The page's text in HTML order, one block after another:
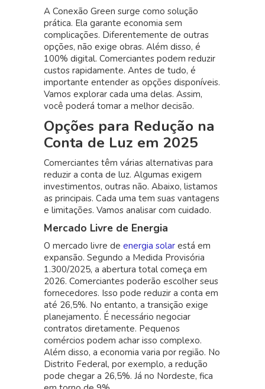
A Conexão Green surge como solução
prática. Ela garante economia sem
complicações. Diferentemente de outras
opções, não exige obras. Além disso, é
100% digital. Comerciantes podem reduzir
custos rapidamente. Antes de tudo, é
importante entender as opções disponíveis.
Vamos explorar cada uma delas. Assim,
você poderá tomar a melhor decisão.
Opções para Redução na
Conta de Luz em 2025
Comerciantes têm várias alternativas para
reduzir a conta de luz. Algumas exigem
investimentos, outras não. Abaixo, listamos
as principais. Cada uma tem suas vantagens
e limitações. Vamos analisar com cuidado.
Mercado Livre de Energia
O mercado livre de energia solar está em
expansão. Segundo a Medida Provisória
1.300/2025, a abertura total começa em
2026. Comerciantes poderão escolher seus
fornecedores. Isso pode reduzir a conta em
até 26,5%. No entanto, a transição exige
planejamento. É necessário negociar
contratos diretamente. Pequenos
comércios podem achar isso complexo.
Além disso, a economia varia por região. No
Distrito Federal, por exemplo, a redução
pode chegar a 26,5%. Já no Nordeste, fica